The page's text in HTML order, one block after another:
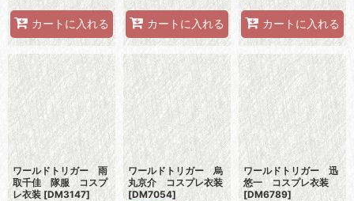
カートに入れる カートに入れる カートに入れる
ワールドトリガー 雨
取千佳 隊服 コスプ
レ衣装 [DM3147]
ワールドトリガー 烏
丸京介 コスプレ衣装
[DM7054]
ワールドトリガー 迅
悠一 コスプレ衣装
[DM6789]